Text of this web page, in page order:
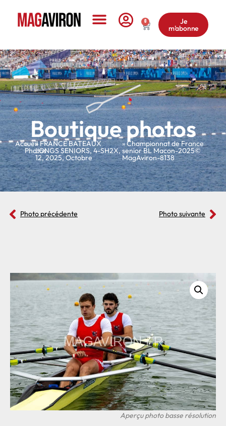
0 Je
m'abonne
Boutique photos
Accueil
»
Photos
»FRANCE BATEAUX
LONGS SENIORS,4-SH2X,
12,2025,Octobre
» Championnat de France
senior BL Macon-2025©
MagAviron-8138
Photo précédente Photo suivante